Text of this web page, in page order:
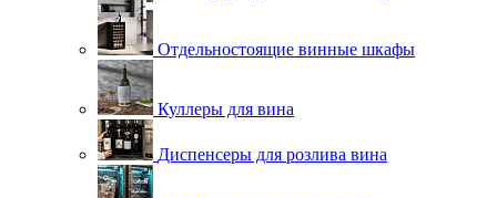
Отдельностоящие винные шкафы
Куллеры для вина
Диспенсеры для розлива вина